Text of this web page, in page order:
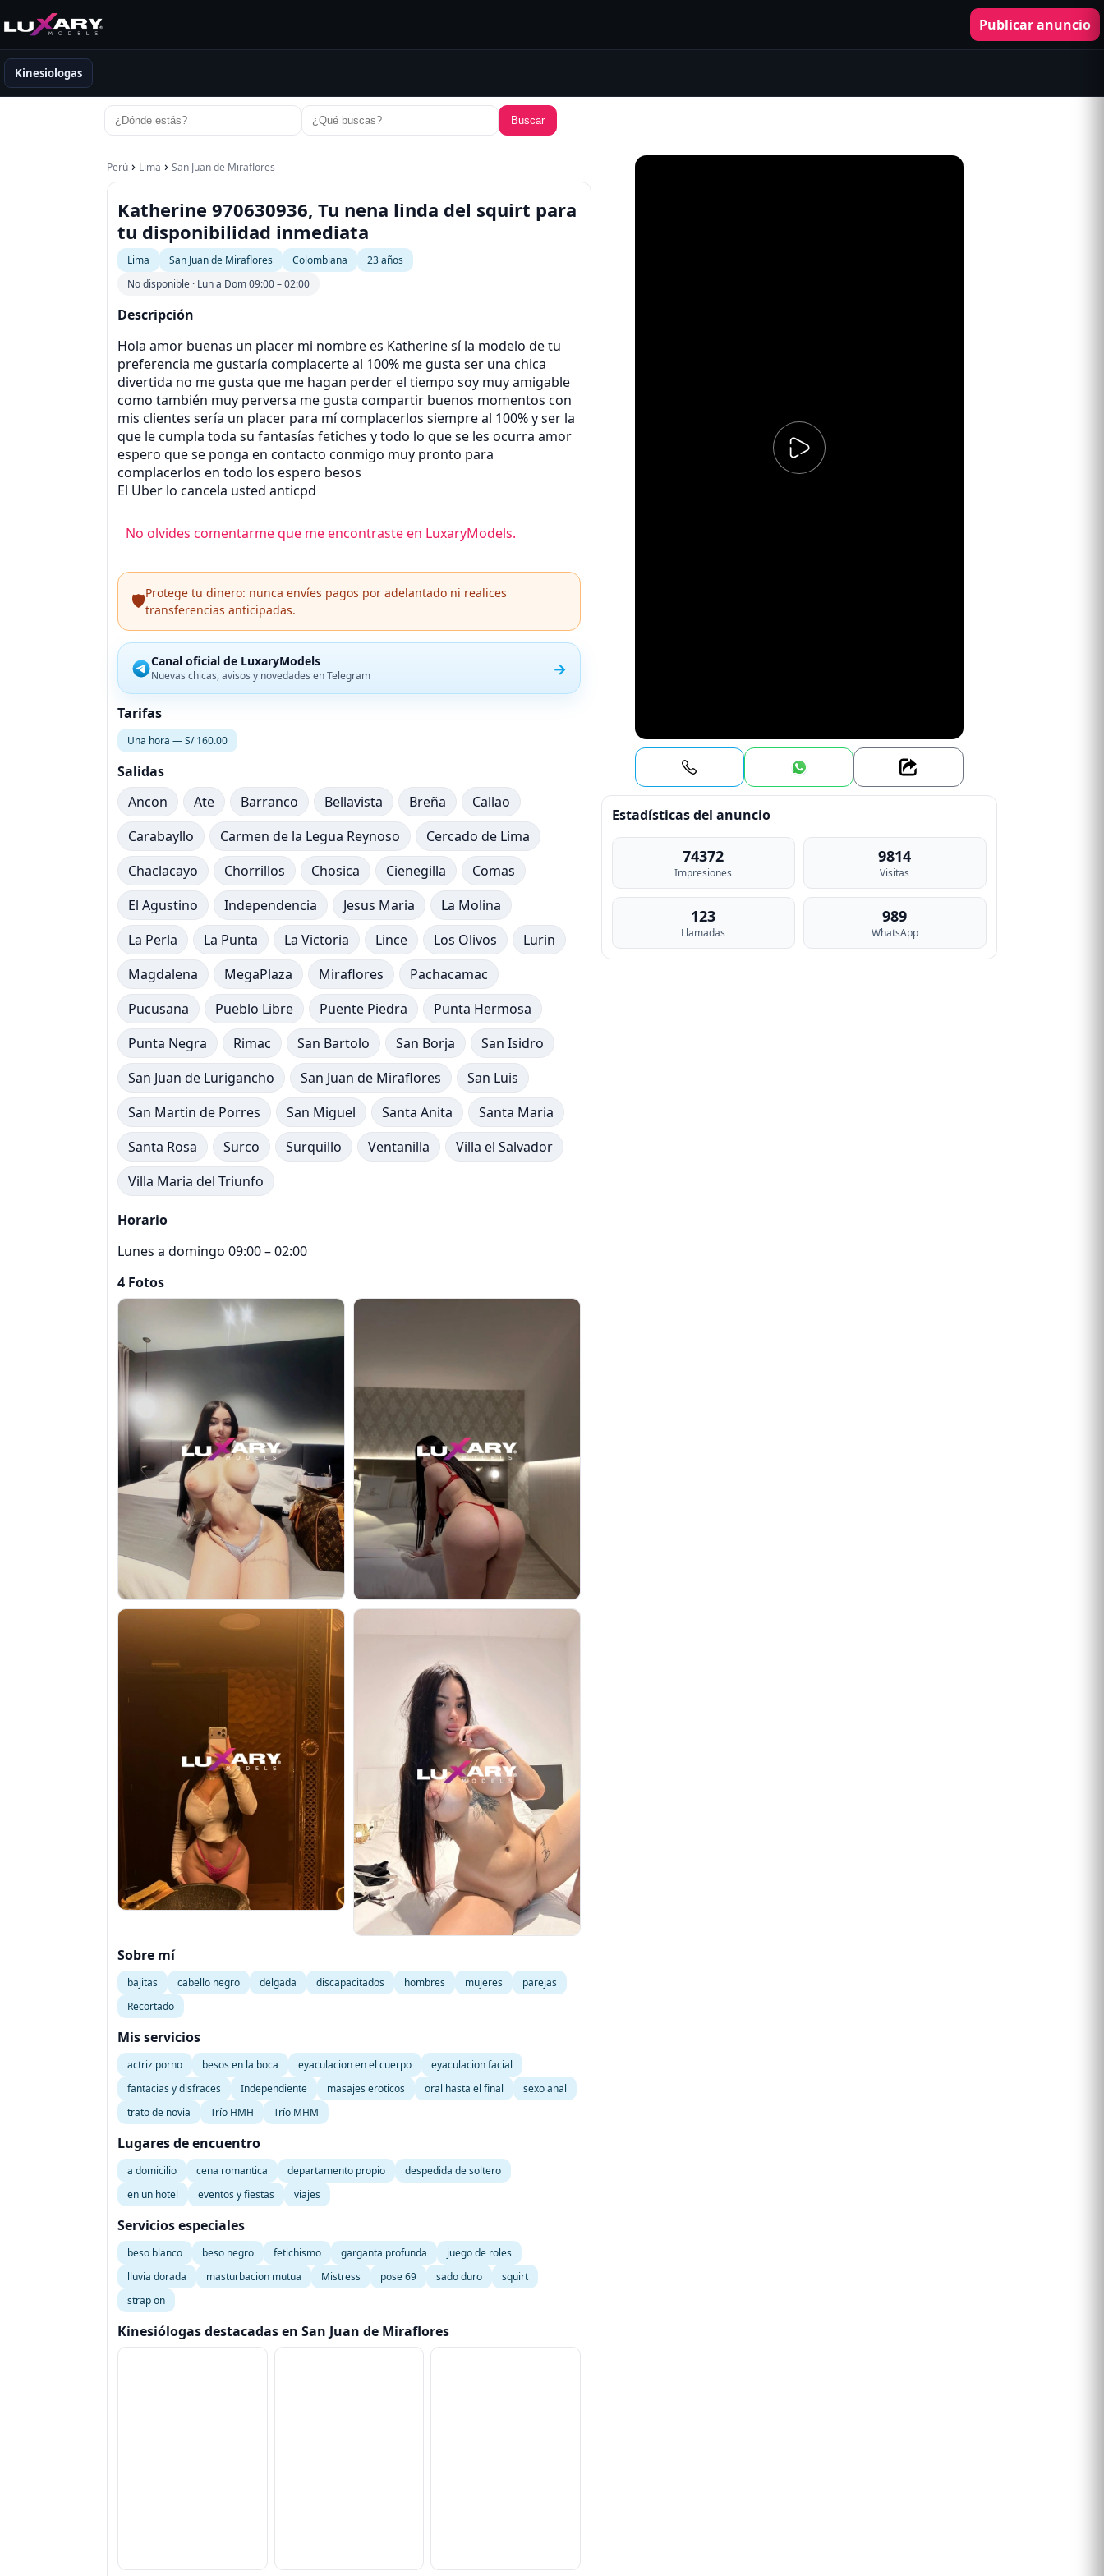
Publicar anuncio
Kinesiologas
Buscar
Estadísticas del anuncio
74372
Impresiones
9814
Visitas
123
Llamadas
989
WhatsApp
Perú › Lima › San Juan de Miraflores
Katherine 970630936, Tu nena linda del squirt para
tu disponibilidad inmediata
Lima San Juan de Miraflores Colombiana
23 años
No disponible · Lun a Dom 09:00 – 02:00
Descripción
Hola amor buenas un placer mi nombre es Katherine sí la modelo de tu
preferencia me gustaría complacerte al 100% me gusta ser una chica
divertida no me gusta que me hagan perder el tiempo soy muy amigable
como también muy perversa me gusta compartir buenos momentos con
mis clientes sería un placer para mí complacerlos siempre al 100% y ser la
que le cumpla toda su fantasías fetiches y todo lo que se les ocurra amor
espero que se ponga en contacto conmigo muy pronto para
complacerlos en todo los espero besos
El Uber lo cancela usted anticpd
No olvides comentarme que me encontraste en LuxaryModels.
🛡️Protege tu dinero: nunca envíes pagos por adelantado ni realices
transferencias anticipadas.
Canal oficial de LuxaryModels
Nuevas chicas, avisos y novedades en Telegram →
Tarifas
Una hora — S/ 160.00
Salidas
Ancon
Ate Barranco Bellavista Breña
Callao
Carabayllo
Carmen de la Legua Reynoso
Cercado de Lima
Chaclacayo
Chorrillos Chosica Cienegilla
Comas
El Agustino
Independencia Jesus Maria
La Molina
La Perla
La Punta La Victoria Lince Los Olivos
Lurin
Magdalena
MegaPlaza Miraflores
Pachacamac
Pucusana
Pueblo Libre Puente Piedra
Punta Hermosa
Punta Negra
Rimac San Bartolo San Borja
San Isidro
San Juan de Lurigancho
San Juan de Miraflores
San Luis
San Martin de Porres
San Miguel Santa Anita
Santa Maria
Santa Rosa
Surco Surquillo Ventanilla
Villa el Salvador
Villa Maria del Triunfo
Horario
Lunes a domingo 09:00 – 02:00
4 Fotos
Sobre mí
bajitas cabello negro delgada discapacitados hombres mujeres
parejas
Recortado
Mis servicios
actriz porno besos en la boca eyaculacion en el cuerpo
eyaculacion facial
fantacias y disfraces
Independiente masajes eroticos oral hasta el final
sexo anal
trato de novia
Trío HMH Trío MHM
Lugares de encuentro
a domicilio cena romantica departamento propio
despedida de soltero
en un hotel
eventos y fiestas viajes
Servicios especiales
beso blanco beso negro fetichismo garganta profunda
juego de roles
lluvia dorada
masturbacion mutua Mistress pose 69 sado duro
squirt
strap on
Kinesiólogas destacadas en San Juan de Miraflores